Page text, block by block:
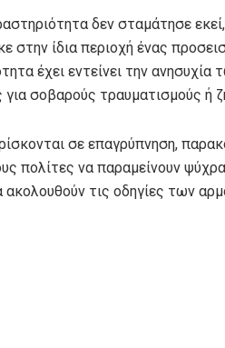
δεν σταμάτησε
στην ίδια περιοχή ένας
έχει εντείνει την
σοβαρούς τραυματισμούς ή
σε επαγρύπνηση,
πολίτες να παραμείνουν
τις οδηγίες των